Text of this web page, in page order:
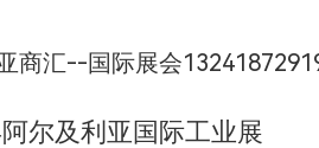
商汇--国际展会
尔及利亚国际工业展